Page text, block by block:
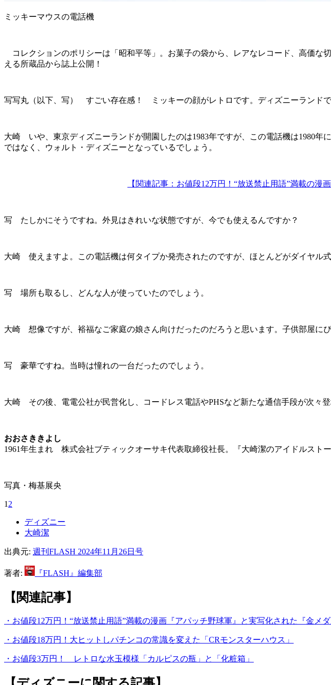
ミッキーマウスの電話機
コレクションのポリシーは「昭和平等」。お菓子の袋から、レアなレコード、高価な
える所蔵品から誌上公開！
写写丸（以下、写） すごい存在感！ ミッキーの顔がレトロです。ディズニーランドで
大崎 いや、東京ディズニーランドが開園したのは1983年ですが、この電話機は1980
ではなく、ウォルト・ディズニーとなっているでしょう。
【関連記事：お値段12万円！“放送禁止用語”満載の漫
写 たしかにそうですね。外見はきれいな状態ですが、今でも使えるんですか？
大崎 使えますよ。この電話機は何タイプか発売されたのですが、ほとんどがダイヤル式
写 場所も取るし、どんな人が使っていたのでしょう。
大崎 想像ですが、裕福なご家庭の娘さん向けだったのだろうと思います。子供部屋
写 豪華ですね。当時は憧れの一台だったのでしょう。
大崎 その後、電電公社が民営化し、コードレス電話やPHSなど新たな通信手段が次々
おおさききよし
1961年生まれ 株式会社ブティックオーサキ代表取締役社長。『大崎潔のアイドルスト
写真・梅基展央
1 2
ディズニー
大崎潔
出典元: 週刊FLASH 2024年11月26日号
著者: 『FLASH』編集部
【関連記事】
・お値段12万円！“放送禁止用語”満載の漫画『アパッチ野球軍』と実写化された『金メダ
・お値段18万円！大ヒットしパチンコの常識を変えた「CRモンスターハウス」
・お値段3万円！ レトロな水玉模様「カルピスの瓶」と「化粧箱」